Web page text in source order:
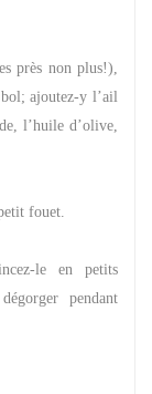
près non plus!),
ajoutez-y l’ail
l’huile d’olive,
fouet.
le en petits
pendant